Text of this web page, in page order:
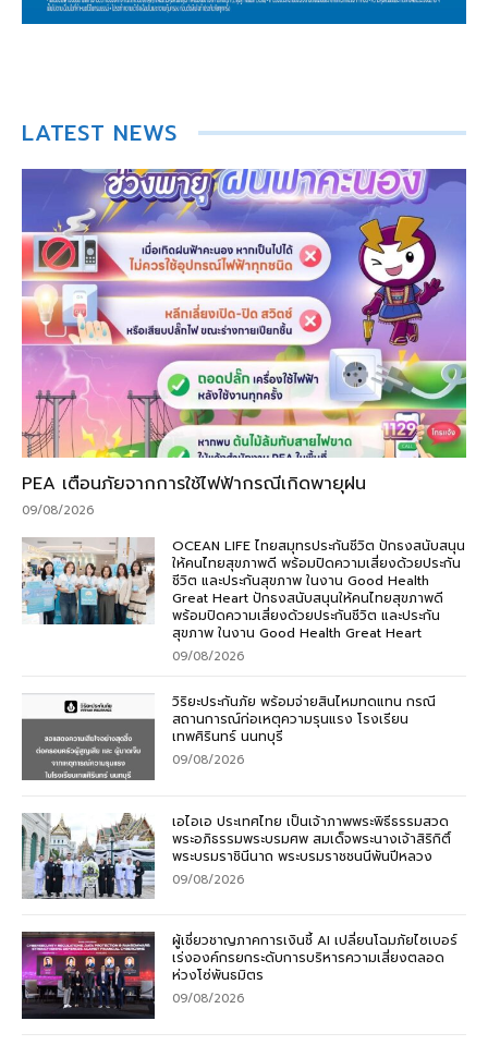
LATEST NEWS
PEA เตือนภัยจากการใช้ไฟฟ้ากรณีเกิดพายุฝน
09/08/2026
OCEAN LIFE ไทยสมุทรประกันชีวิต ปักธงสนับสนุน
ให้คนไทยสุขภาพดี พร้อมปิดความเสี่ยงด้วยประกัน
ชีวิต และประกันสุขภาพ ในงาน Good Health
Great Heart ปักธงสนับสนุนให้คนไทยสุขภาพดี
พร้อมปิดความเสี่ยงด้วยประกันชีวิต และประกัน
สุขภาพ ในงาน Good Health Great Heart
09/08/2026
วิริยะประกันภัย พร้อมจ่ายสินไหมทดแทน กรณี
สถานการณ์ก่อเหตุความรุนแรง โรงเรียน
เทพศิรินทร์ นนทบุรี
09/08/2026
เอไอเอ ประเทศไทย เป็นเจ้าภาพพระพิธีธรรมสวด
พระอภิธรรมพระบรมศพ สมเด็จพระนางเจ้าสิริกิติ์
พระบรมราชินีนาถ พระบรมราชชนนีพันปีหลวง
09/08/2026
ผู้เชี่ยวชาญภาคการเงินชี้ AI เปลี่ยนโฉมภัยไซเบอร์
เร่งองค์กรยกระดับการบริหารความเสี่ยงตลอด
ห่วงโซ่พันธมิตร
09/08/2026